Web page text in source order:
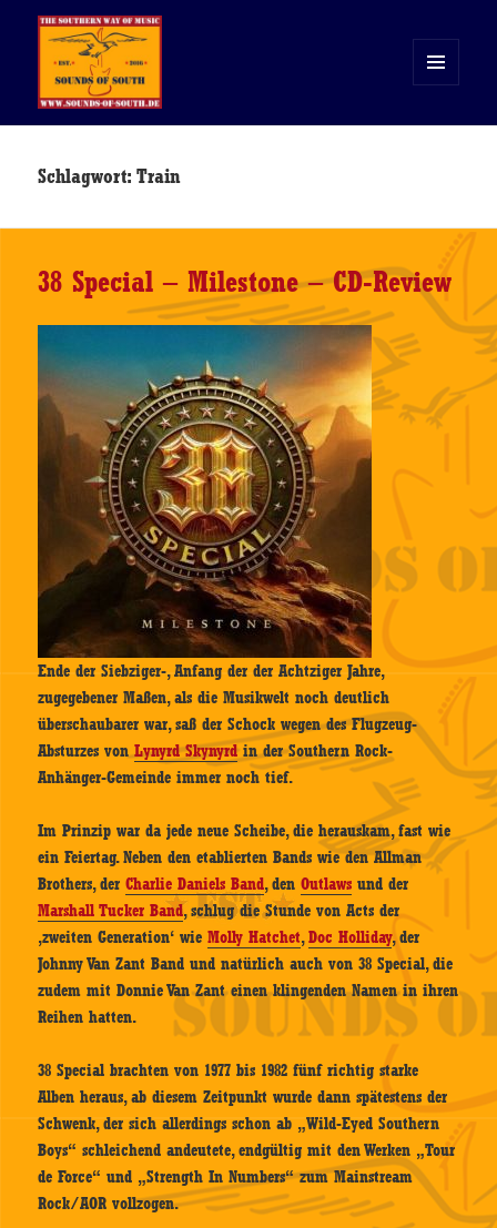
WIDGETS
Schlagwort:Train
38 Special – Milestone – CD-Review
Ende der Siebziger-, Anfang der der Achtziger Jahre,
zugegebener Maßen, als die Musikwelt noch deutlich
überschaubarer war, saß der Schock wegen des Flugzeug-
Absturzes vonLynyrd Skynyrdin der Southern Rock-
Anhänger-Gemeinde immer noch tief.
Im Prinzip war da jede neue Scheibe, die herauskam, fast wie
ein Feiertag. Neben den etablierten Bands wie den Allman
Brothers, derCharlie Daniels Band, denOutlaws und der
Marshall Tucker Band, schlug die Stunde von Acts der
‚zweiten Generation‘ wieMolly Hatchet,Doc Holliday, der
Johnny Van Zant Band und natürlich auch von 38 Special, die
zudem mit Donnie Van Zant einen klingenden Namen in ihren
Reihen hatten.
38 Special brachten von 1977 bis 1982 fünf richtig starke
Alben heraus, ab diesem Zeitpunkt wurde dann spätestens der
Schwenk, der sich allerdings schon ab „Wild-Eyed Southern
Boys“ schleichend andeutete, endgültig mit den Werken „Tour
de Force“ und „Strength In Numbers“ zum Mainstream
Rock/AOR vollzogen.